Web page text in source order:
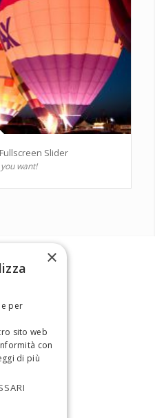
Slider
want!
×
per
sito web
con
di più